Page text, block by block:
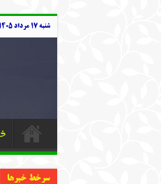
شنبه ۱۷ مرداد ۱۴۰۵
سرخط خبرها